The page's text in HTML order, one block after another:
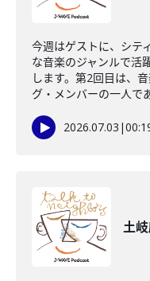
今週はゲストに、シテ
な音楽のジャンルで活
します。第2回目は、
グ・メンバーの一人で
2026.07.03 |
土